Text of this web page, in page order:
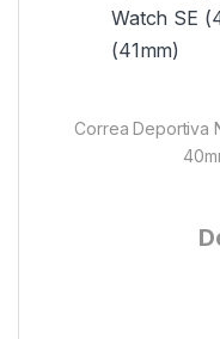
Watch SE
(41mm)
Correa Deportiva